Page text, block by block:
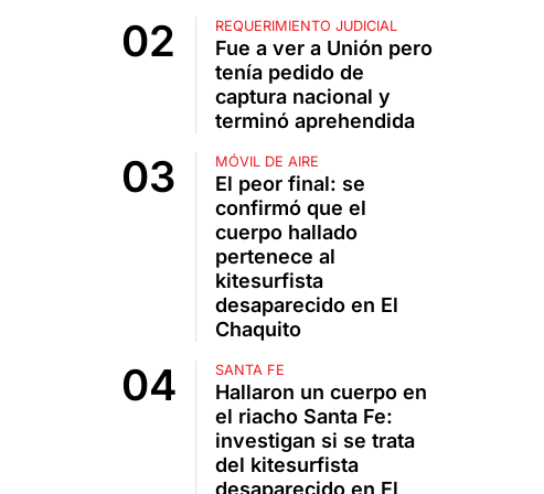
REQUERIMIENTO JUDICIAL
Fue a ver a Unión pero
tenía pedido de
captura nacional y
terminó aprehendida
MÓVIL DE AIRE
El peor final: se
confirmó que el
cuerpo hallado
pertenece al
kitesurfista
desaparecido en El
Chaquito
SANTA FE
Hallaron un cuerpo en
el riacho Santa Fe:
investigan si se trata
del kitesurfista